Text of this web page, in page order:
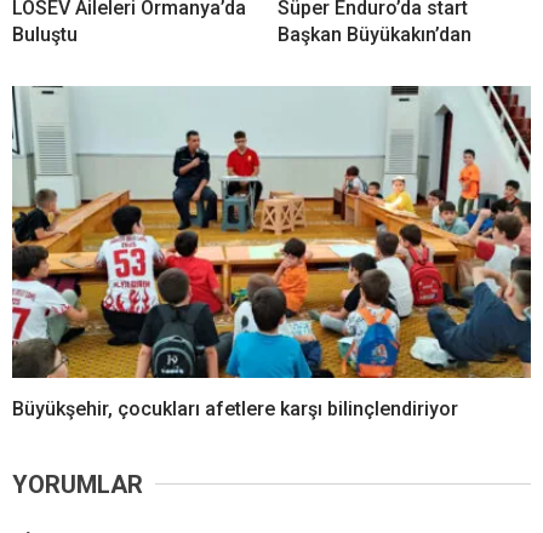
LÖSEV Aileleri Ormanya’da
Buluştu
Süper Enduro’da start
Başkan Büyükakın’dan
Büyükşehir, çocukları afetlere karşı bilinçlendiriyor
YORUMLAR